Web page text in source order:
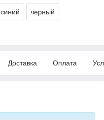
синий черный
Доставка Оплата